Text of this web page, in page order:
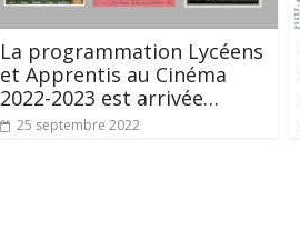
La programmation Lycéens
et Apprentis au Cinéma
2022-2023 est arrivée…
25 septembre 2022